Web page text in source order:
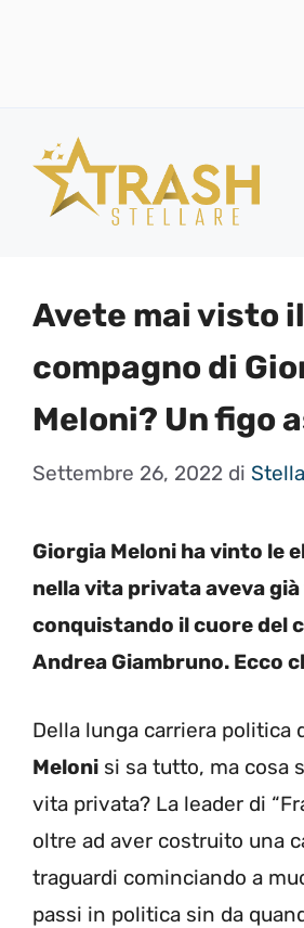
contenuto
Avete mai visto il
compagno di
Meloni? Un figo
Settembre 26, 2022 di
Giorgia Meloni ha vinto le
nella vita privata aveva
conquistando il cuore del
Andrea Giambruno. Ecco
Della lunga carriera politica
Meloni si sa tutto, ma cosa
vita privata? La leader di
oltre ad aver costruito una
traguardi cominciando a
passi in politica sin da